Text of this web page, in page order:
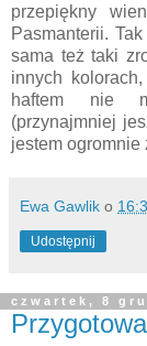
przepiękny
Pasmanterii.
sama też taki
innych
haftem nie
(przynajmniej
jestem ogromnie
Ewa Gawlik o
Udostępnij
czwartek, 8